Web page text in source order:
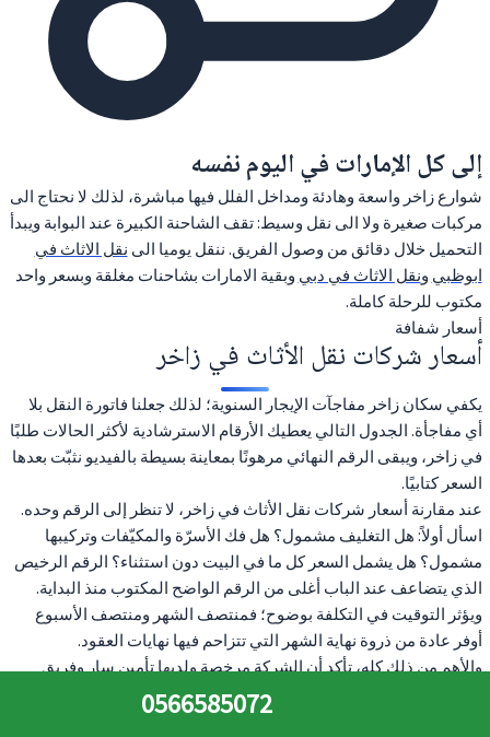
إلى كل الإمارات في اليوم نفسه
شوارع زاخر واسعة وهادئة ومداخل الفلل فيها مباشرة، لذلك لا نحتاج الى
مركبات صغيرة ولا الى نقل وسيط: تقف الشاحنة الكبيرة عند البوابة ويبدأ
التحميل خلال دقائق من وصول الفريق. ننقل يوميا الى نقل الاثاث في
ابوظبي ونقل الاثاث في دبي وبقية الامارات بشاحنات مغلقة وبسعر واحد
مكتوب للرحلة كاملة.
أسعار شفافة
أسعار شركات نقل الأثاث في زاخر
يكفي سكان زاخر مفاجآت الإيجار السنوية؛ لذلك جعلنا فاتورة النقل بلا
أي مفاجأة. الجدول التالي يعطيك الأرقام الاسترشادية لأكثر الحالات طلبًا
في زاخر، ويبقى الرقم النهائي مرهونًا بمعاينة بسيطة بالفيديو نثبّت بعدها
السعر كتابيًا.
عند مقارنة أسعار شركات نقل الأثاث في زاخر، لا تنظر إلى الرقم وحده.
اسأل أولاً: هل التغليف مشمول؟ هل فك الأسرّة والمكيّفات وتركيبها
مشمول؟ هل يشمل السعر كل ما في البيت دون استثناء؟ الرقم الرخيص
الذي يتضاعف عند الباب أغلى من الرقم الواضح المكتوب منذ البداية.
ويؤثر التوقيت في التكلفة بوضوح؛ فمنتصف الشهر ومنتصف الأسبوع
أوفر عادة من ذروة نهاية الشهر التي تتزاحم فيها نهايات العقود.
والأهم من ذلك كله، تأكد أن الشركة مرخصة ولديها تأمين سارٍ وفريق
ثابت مدرّب، لا عمالة تتبدّل كل مرة؛ فالفرق بين فريق يعرف عمله وآخر
يجرّب حظه هو الفرق بين جدار سليم وفاتورة إصلاح تدفعها للمالك عند
0566585072